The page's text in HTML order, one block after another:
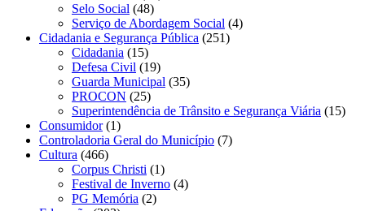
Selo Social (48)
Serviço de Abordagem Social (4)
Cidadania e Segurança Pública (251)
Cidadania (15)
Defesa Civil (19)
Guarda Municipal (35)
PROCON (25)
Superintendência de Trânsito e Segurança Viária (15)
Consumidor(1)
Controladoria Geral do Município (7)
Cultura (466)
Corpus Christi (1)
Festival de Inverno (4)
PG Memória (2)